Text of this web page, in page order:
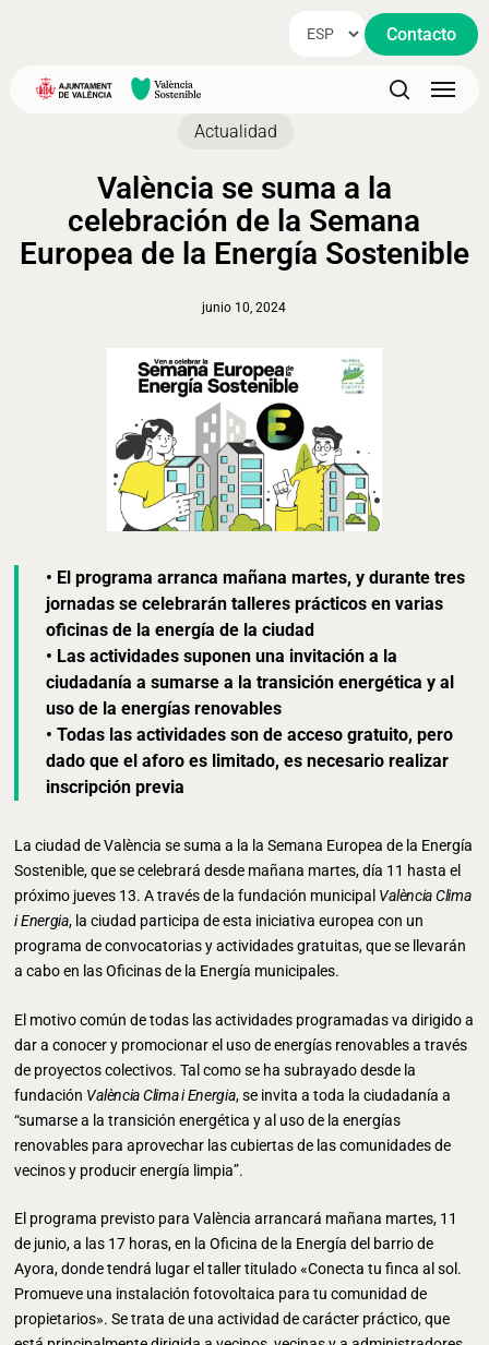
content
Contacto
search
Menu
Actualidad
València se suma a la
celebración de la Semana
Europea de la Energía Sostenible
junio 10, 2024
• El programa arranca mañana martes, y durante tres
jornadas se celebrarán talleres prácticos en varias
oficinas de la energía de la ciudad
• Las actividades suponen una invitación a la
ciudadanía a sumarse a la transición energética y al
uso de la energías renovables
• Todas las actividades son de acceso gratuito, pero
dado que el aforo es limitado, es necesario realizar
inscripción previa
La ciudad de València se suma a la la Semana Europea de la Energía
Sostenible, que se celebrará desde mañana martes, día 11 hasta el
próximo jueves 13. A través de la fundación municipal València Clima
i Energia, la ciudad participa de esta iniciativa europea con un
programa de convocatorias y actividades gratuitas, que se llevarán
a cabo en las Oficinas de la Energía municipales.
El motivo común de todas las actividades programadas va dirigido a
dar a conocer y promocionar el uso de energías renovables a través
de proyectos colectivos. Tal como se ha subrayado desde la
fundación València Clima i Energia, se invita a toda la ciudadanía a
“sumarse a la transición energética y al uso de la energías
renovables para aprovechar las cubiertas de las comunidades de
vecinos y producir energía limpia”.
El programa previsto para València arrancará mañana martes, 11
de junio, a las 17 horas, en la Oficina de la Energía del barrio de
Ayora, donde tendrá lugar el taller titulado «Conecta tu finca al sol.
Promueve una instalación fotovoltaica para tu comunidad de
propietarios». Se trata de una actividad de carácter práctico, que